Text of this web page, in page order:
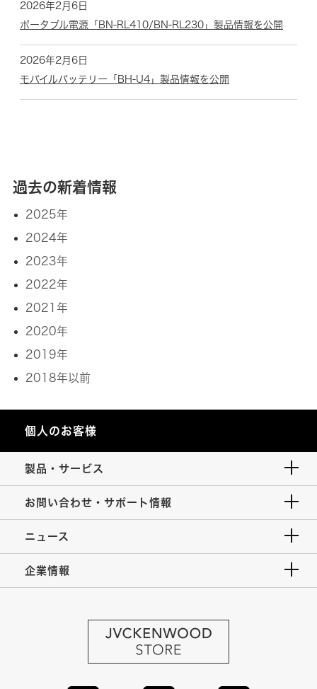
2026年2月6日
ポータブル電源「BN-RL410/BN-RL230」製品情報を公開
2026年2月6日
モバイルバッテリー「BH-U4」製品情報を公開
過去の新着情報
2025年
2024年
2023年
2022年
2021年
2020年
2019年
2018年以前
個人のお客様
製品・サービス
お問い合わせ・サポート情報
ニュース
企業情報